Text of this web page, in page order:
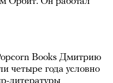
Books Дмитрию
четыре года условно
литературы